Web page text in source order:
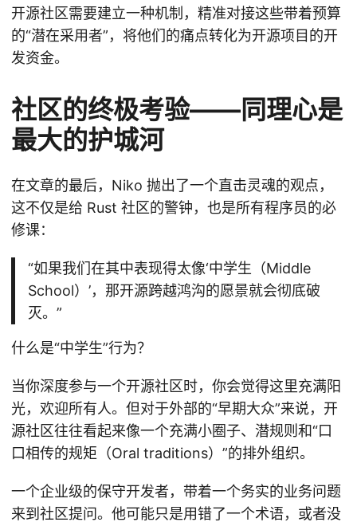
开源社区需要建立一种机制，精准对接这些带着预算
的“潜在采用者”，将他们的痛点转化为开源项目的开
发资金。
社区的终极考验——同理心是
最大的护城河
在文章的最后，Niko 抛出了一个直击灵魂的观点，
这不仅是给 Rust 社区的警钟，也是所有程序员的必
修课：
“如果我们在其中表现得太像‘中学生（Middle
School）’，那开源跨越鸿沟的愿景就会彻底破
灭。”
什么是“中学生”行为？
当你深度参与一个开源社区时，你会觉得这里充满阳
光，欢迎所有人。但对于外部的“早期大众”来说，开
源社区往往看起来像一个充满小圈子、潜规则和“口
口相传的规矩（Oral traditions）”的排外组织。
一个企业级的保守开发者，带着一个务实的业务问题
来到社区提问。他可能只是用错了一个术语，或者没